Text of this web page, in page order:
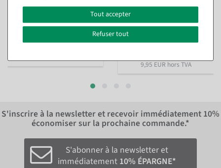
Cabas en papier avec cœurs
Disponible immédiatement
Ruban cadeau durable
Lieblingsmensch 15mm
18m
Disponible immédiatement
9,95 EUR hors TVA
S'inscrire à la newsletter et recevoir immédiatement 10%
économiser sur la prochaine commande.*
S'abonner à la newsletter et
immédiatement 10% ÉPARGNE*
Tout accepter
Refuser tout